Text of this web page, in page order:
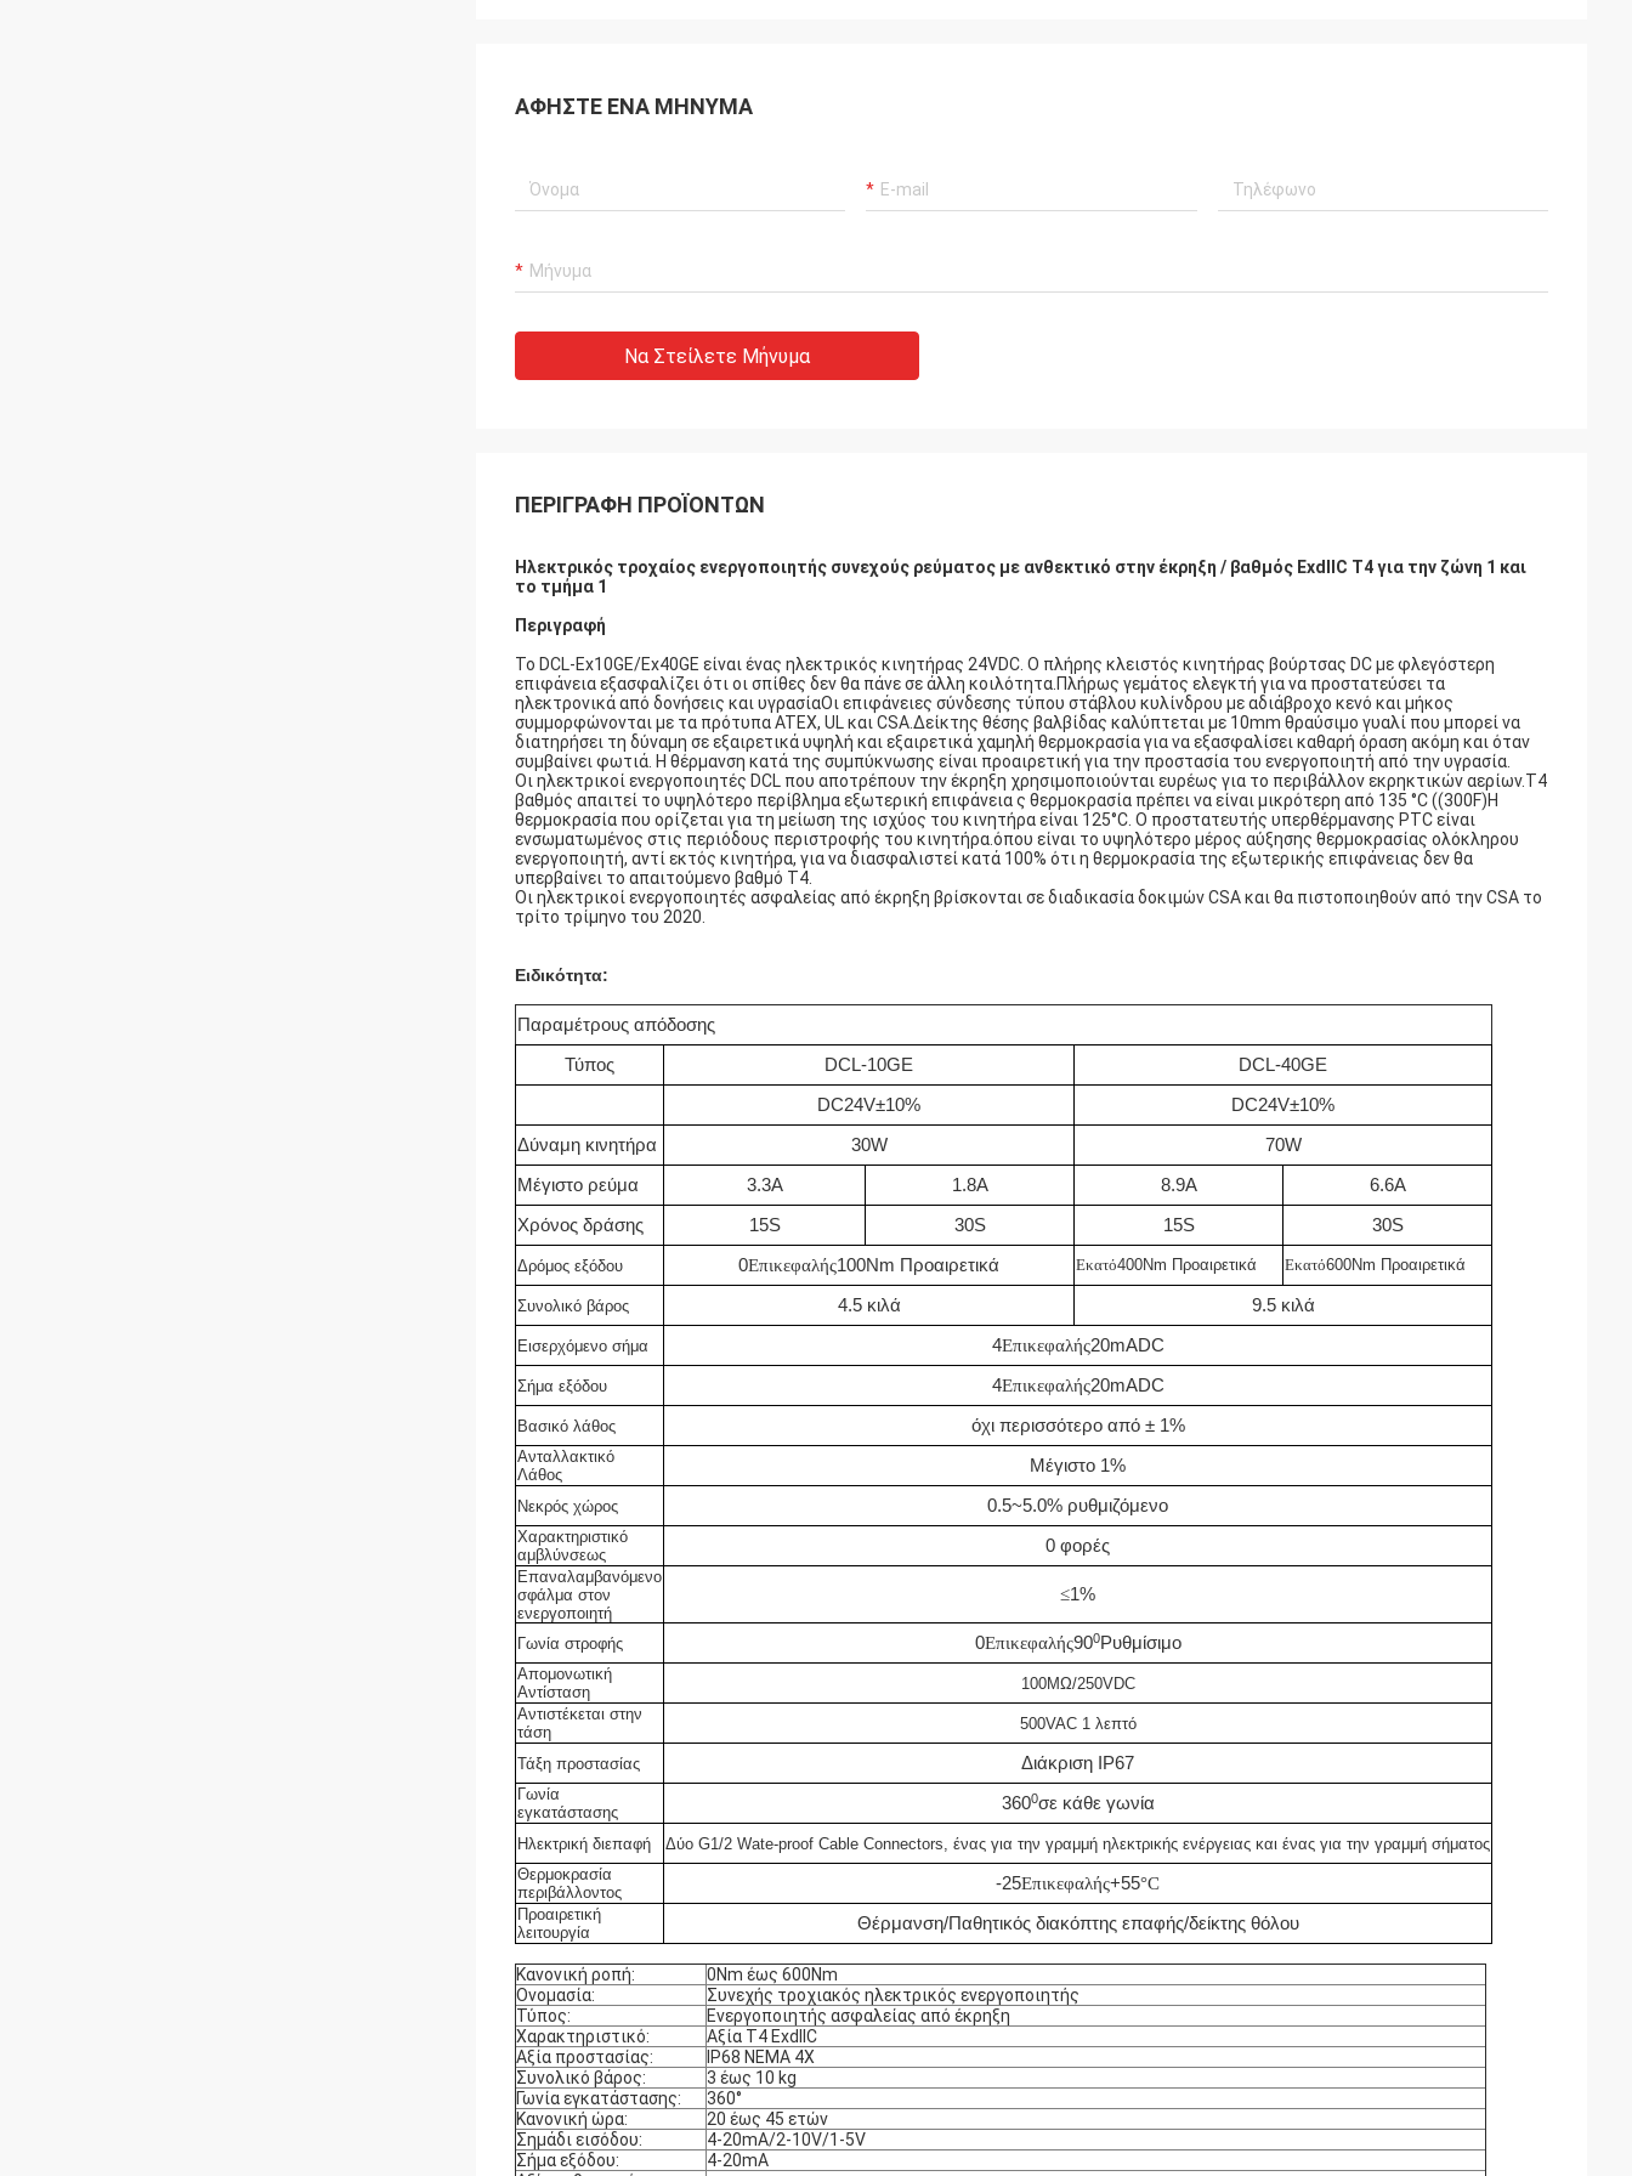
ΑΦΉΣΤΕ ΈΝΑ ΜΉΝΥΜΑ
Να Στείλετε Μήνυμα
ΠΕΡΙΓΡΑΦΉ ΠΡΟΪΌΝΤΩΝ
Ηλεκτρικός τροχαίος ενεργοποιητής συνεχούς ρεύματος με ανθεκτικό στην έκρηξη / βαθμός ExdIIC T4 για την ζώνη 1 και
το τμήμα 1
Περιγραφή
Το DCL-Ex10GE/Ex40GE είναι ένας ηλεκτρικός κινητήρας 24VDC. Ο πλήρης κλειστός κινητήρας βούρτσας DC με φλεγόστερη
επιφάνεια εξασφαλίζει ότι οι σπίθες δεν θα πάνε σε άλλη κοιλότητα.Πλήρως γεμάτος ελεγκτή για να προστατεύσει τα
ηλεκτρονικά από δονήσεις και υγρασίαΟι επιφάνειες σύνδεσης τύπου στάβλου κυλίνδρου με αδιάβροχο κενό και μήκος
συμμορφώνονται με τα πρότυπα ATEX, UL και CSA.Δείκτης θέσης βαλβίδας καλύπτεται με 10mm θραύσιμο γυαλί που μπορεί να
διατηρήσει τη δύναμη σε εξαιρετικά υψηλή και εξαιρετικά χαμηλή θερμοκρασία για να εξασφαλίσει καθαρή όραση ακόμη και όταν
συμβαίνει φωτιά. Η θέρμανση κατά της συμπύκνωσης είναι προαιρετική για την προστασία του ενεργοποιητή από την υγρασία.
Οι ηλεκτρικοί ενεργοποιητές DCL που αποτρέπουν την έκρηξη χρησιμοποιούνται ευρέως για το περιβάλλον εκρηκτικών αερίων.Τ4
βαθμός απαιτεί το υψηλότερο περίβλημα εξωτερική επιφάνεια ς θερμοκρασία πρέπει να είναι μικρότερη από 135 °C ((300F)Η
θερμοκρασία που ορίζεται για τη μείωση της ισχύος του κινητήρα είναι 125°C. Ο προστατευτής υπερθέρμανσης PTC είναι
ενσωματωμένος στις περιόδους περιστροφής του κινητήρα.όπου είναι το υψηλότερο μέρος αύξησης θερμοκρασίας ολόκληρου
ενεργοποιητή, αντί εκτός κινητήρα, για να διασφαλιστεί κατά 100% ότι η θερμοκρασία της εξωτερικής επιφάνειας δεν θα
υπερβαίνει το απαιτούμενο βαθμό T4.
Οι ηλεκτρικοί ενεργοποιητές ασφαλείας από έκρηξη βρίσκονται σε διαδικασία δοκιμών CSA και θα πιστοποιηθούν από την CSA το
τρίτο τρίμηνο του 2020.
Ειδικότητα:
Παραμέτρους απόδοσης
Τύπος DCL-10GE DCL-40GE
DC24V±10% DC24V±10%
Δύναμη κινητήρα 30W 70W
Μέγιστο ρεύμα 3.3Α 1.8Α 8.9Α 6.6Α
Χρόνος δράσης 15S 30S 15S 30S
Δρόμος εξόδου 0Επικεφαλής100Nm Προαιρετικά Εκατό400Nm Προαιρετικά Εκατό600Nm Προαιρετικά
Συνολικό βάρος 4.5 κιλά 9.5 κιλά
Εισερχόμενο σήμα 4Επικεφαλής20mADC
Σήμα εξόδου 4Επικεφαλής20mADC
Βασικό λάθος όχι περισσότερο από ± 1%
Ανταλλακτικό
Λάθος
Μέγιστο 1%
Νεκρός χώρος 0.5~5.0% ρυθμιζόμενο
Χαρακτηριστικό
αμβλύνσεως
0 φορές
Επαναλαμβανόμενο
σφάλμα στον
ενεργοποιητή
≤1%
Γωνία στροφής 0Επικεφαλής900Ρυθμίσιμο
Απομονωτική
Αντίσταση
100MΩ/250VDC
Αντιστέκεται στην
τάση
500VAC 1 λεπτό
Τάξη προστασίας Διάκριση IP67
Γωνία
εγκατάστασης
3600σε κάθε γωνία
Ηλεκτρική διεπαφή
Δύο G1/2 Wate-proof Cable Connectors, ένας για την γραμμή ηλεκτρικής ενέργειας και ένας για την γραμμή σήματος
Θερμοκρασία
περιβάλλοντος
-25Επικεφαλής+55°C
Προαιρετική
λειτουργία
Θέρμανση/Παθητικός διακόπτης επαφής/δείκτης θόλου
Κανονική ροπή:
0Nm έως 600Nm
Ονομασία:
Συνεχής τροχιακός ηλεκτρικός ενεργοποιητής
Τύπος:
Ενεργοποιητής ασφαλείας από έκρηξη
Χαρακτηριστικό:
Αξία T4 ExdIIC
Αξία προστασίας:
IP68 NEMA 4X
Συνολικό βάρος:
3 έως 10 kg
Γωνία εγκατάστασης:
360°
Κανονική ώρα:
20 έως 45 ετών
Σημάδι εισόδου:
4-20mA/2-10V/1-5V
Σήμα εξόδου:
4-20mA